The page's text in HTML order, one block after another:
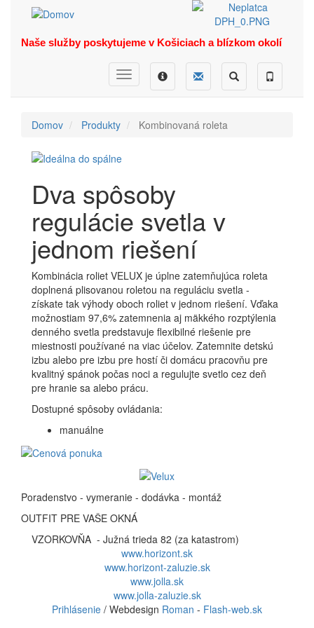
hlavný
obsahNaše služby poskytujeme v Košiciach a blízkom okolí
Telefón
Hľadať
Dopyt
Menu
Ponuka
Domov Produkty Kombinovaná roleta
Dva spôsoby
regulácie svetla v
jednom riešení
Kombinácia roliet VELUX je úplne zatemňujúca roleta
doplnená plisovanou roletou na reguláciu svetla -
získate tak výhody oboch roliet v jednom riešení. Vďaka
možnostiam 97,6% zatemnenia aj mäkkého rozptýlenia
denného svetla predstavuje flexibilné riešenie pre
miestnosti používané na viac účelov. Zatemnite detskú
izbu alebo pre izbu pre hostí či domácu pracovňu pre
kvalitný spánok počas noci a regulujte svetlo cez deň
pre hranie sa alebo prácu.
Dostupné spôsoby ovládania:
manuálne
Poradenstvo - vymeranie - dodávka - montáž
OUTFIT PRE VAŠE OKNÁ
VZORKOVŇA - Južná trieda 82 (za katastrom)
www.horizont.sk
www.horizont-zaluzie.sk
www.jolla.sk
www.jolla-zaluzie.sk
Prihlásenie / Webdesign Roman - Flash-web.sk